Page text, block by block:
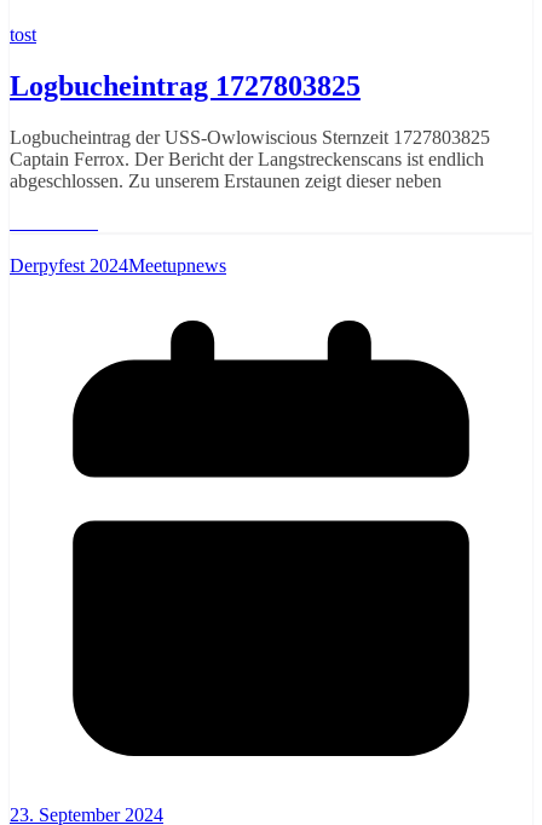
tost
Logbucheintrag 1727803825
Logbucheintrag der USS-Owlowiscious Sternzeit 1727803825
Captain Ferrox. Der Bericht der Langstreckenscans ist endlich
abgeschlossen. Zu unserem Erstaunen zeigt dieser neben
Derpyfest 2024Meetupnews
23. September 2024